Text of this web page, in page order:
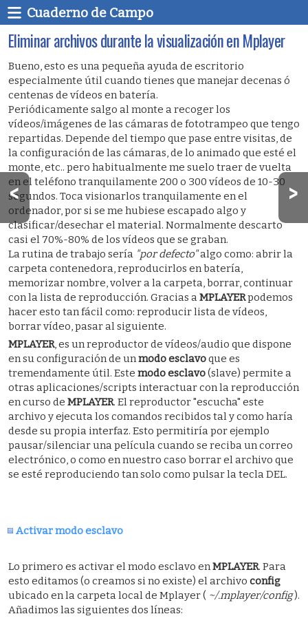
Cuaderno de Campo
Eliminar archivos durante la visualización en Mplayer
Bueno, esto es una pequeña ayuda de escritorio
especialmente útil cuando tienes que manejar decenas ó
centenas de vídeos en batería.
Periódicamente salgo al monte a recoger los
vídeos/imágenes de las cámaras de fototrampeo que tengo
repartidas. Depende del tiempo que pase entre visitas, de
la configuración de las cámaras, de lo animado que esté el
monte, etc.. pero habitualmente me suelo traer de vuelta
en el teléfono tranquilamente 200 o 300 vídeos de 10-30
segundos. Toca visionarlos tranquilamente en el
ordenador, por si se me hubiese escapado algo y
clasificar/desechar el material. Normalmente descarto
casi el 70%-80% de los vídeos que se graban.
La rutina de trabajo sería "por defecto"algo como: abrir la
carpeta contenedora, reproducirlos en batería,
memorizar nombre, volver a la carpeta, borrar, continuar
con la lista de reproducción. Gracias aMPLAYERpodemos
hacer esto tan fácil como: reproducir lista de vídeos,
borrar vídeo, pasar al siguiente.
MPLAYER, es un reproductor de vídeos/audio que dispone
en su configuración de unmodo esclavoque es
tremendamente útil. Este modo esclavo(slave) permite a
otras aplicaciones/scripts interactuar con la reproducción
en curso de MPLAYER. El reproductor "escucha" este
archivo y ejecuta los comandos recibidos tal y como haría
desde su propia interfaz. Esto permitiría por ejemplo
pausar/silenciar una película cuando se reciba un correo
electrónico, o como en nuestro caso borrar el archivo que
se esté reproduciendo tan solo como pulsar la tecla DEL.
Activar modo esclavo
Lo primero es activar el modo esclavo enMPLAYER. Para
esto editamos (o creamos si no existe) el archivo config
ubicado en la carpeta local de Mplayer ( ~/.mplayer/config).
Añadimos las siguientes dos líneas: